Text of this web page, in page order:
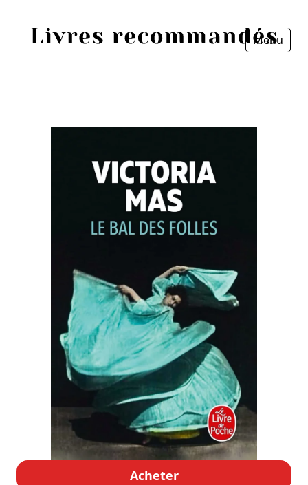
Menu
Acheter
Livres les plus recommandés
Prix littéraires
Fermer